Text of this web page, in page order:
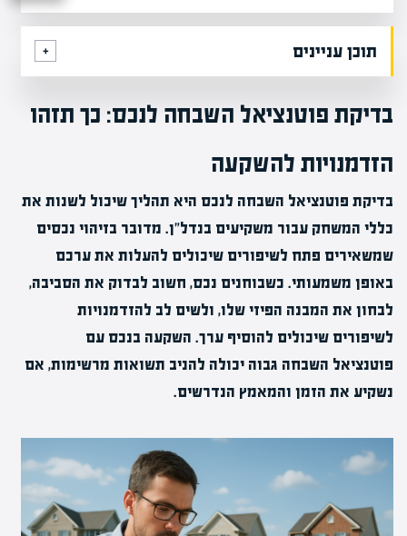
תוכן עניינים
בדיקת פוטנציאל השבחה לנכס: כך תזהו
הזדמנויות להשקעה
בדיקת פוטנציאל השבחה לנכס היא תהליך שיכול לשנות את
כללי המשחק עבור משקיעים בנדל"ן. מדובר בזיהוי נכסים
שמשאירים פתח לשיפורים שיכולים להעלות את ערכם
באופן משמעותי. כשבוחנים נכס, חשוב לבדוק את הסביבה,
לבחון את המבנה הפיזי שלו, ולשים לב להזדמנויות
לשיפורים שיכולים להוסיף ערך. השקעה בנכס עם
פוטנציאל השבחה גבוה יכולה להניב תשואות מרשימות, אם
נשקיע את הזמן והמאמץ הנדרשים.